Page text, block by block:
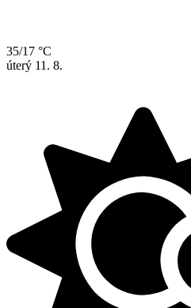
35/17 °C
úterý 11. 8.